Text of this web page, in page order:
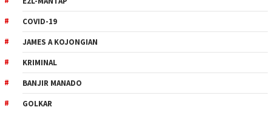
COVID-19
JAMES A KOJONGIAN
KRIMINAL
BANJIR MANADO
GOLKAR